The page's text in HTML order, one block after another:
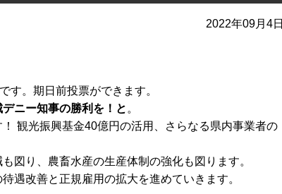
2022年09月4日
す。期日前投票ができます。
ニー知事の勝利を！と 。
観光振興基金40億円の活用、さらなる県内事業者の
図り、農畜水産の生産体制の強化も図ります。
遇改善と正規雇用の拡大を進めていきます。